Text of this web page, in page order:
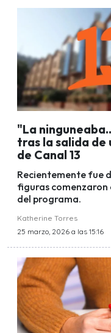
"La
tras la salida de
de Canal 13
Recientemente fue
figuras
del programa.
Katherine Torres
25 marzo, 2026 a las 15:16